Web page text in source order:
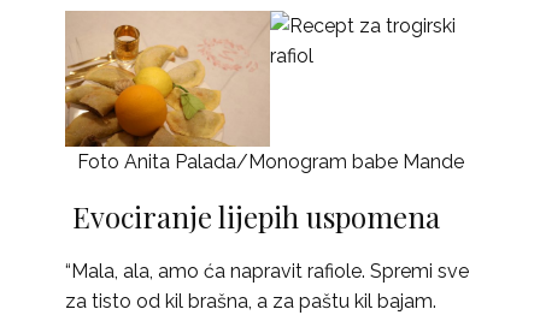
Foto Anita Palada/Monogram babe Mande
Evociranje lijepih uspomena
“Mala, ala, amo ća napravit rafiole. Spremi sve
za tisto od kil brašna, a za paštu kil bajam.